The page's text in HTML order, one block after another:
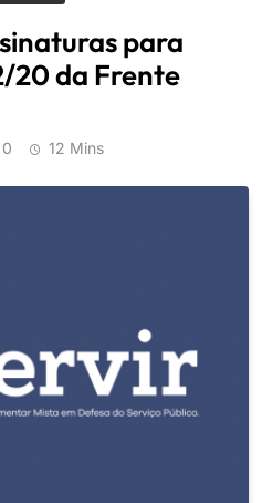
para
20 da Frente
0 12 Mins